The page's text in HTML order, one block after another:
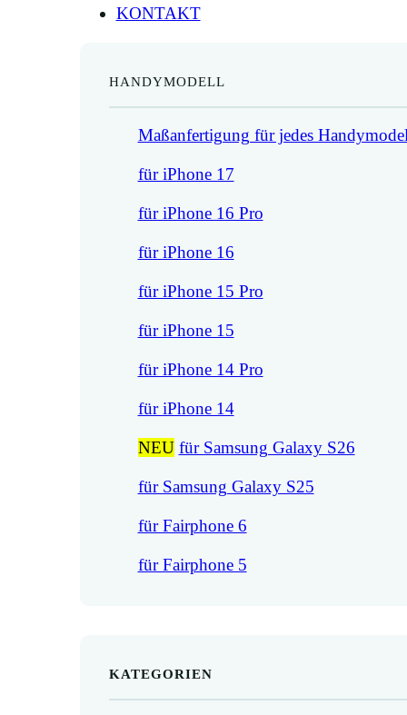
KONTAKT
HANDYMODELL
Maßanfertigung für jedes
für iPhone 17
für iPhone 16 Pro
für iPhone 16
für iPhone 15 Pro
für iPhone 15
für iPhone 14 Pro
für iPhone 14
NEU für Samsung Galaxy S26
für Samsung Galaxy S25
für Fairphone 6
für Fairphone 5
KATEGORIEN